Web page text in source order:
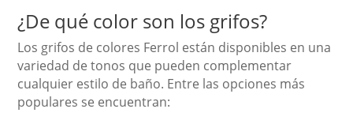
¿De qué color son los grifos?
Los grifos de colores Ferrol están disponibles en una
variedad de tonos que pueden complementar
cualquier estilo de baño. Entre las opciones más
populares se encuentran: